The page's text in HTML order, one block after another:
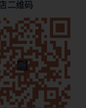
二维码